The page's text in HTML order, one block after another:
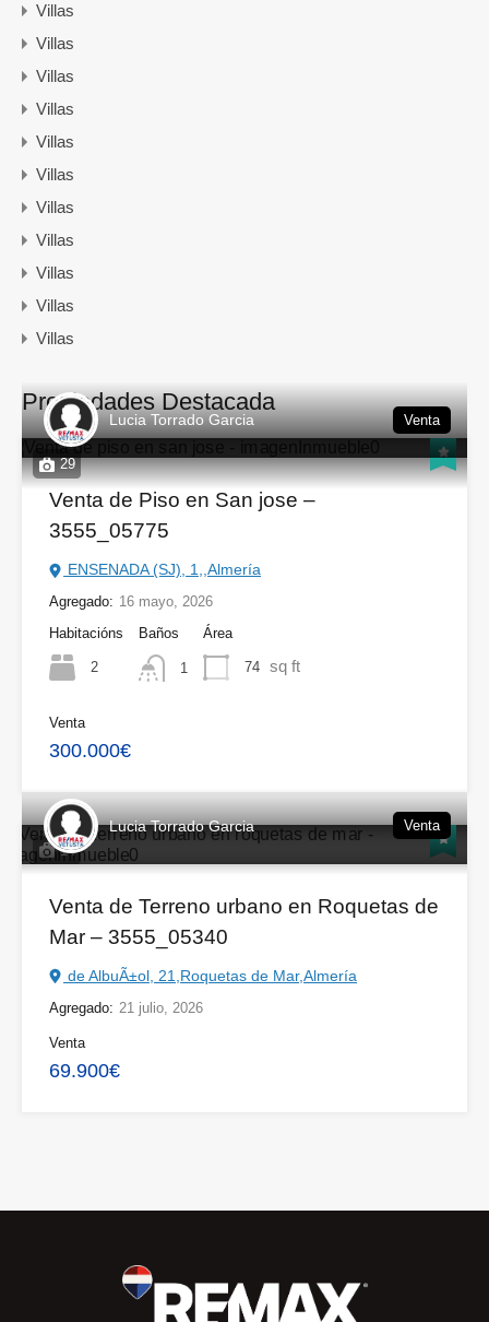
Villas
Villas
Villas
Villas
Villas
Villas
Villas
Villas
Villas
Villas
Villas
Propiedades Destacada
29
Lucia Torrado Garcia Venta
Venta de Piso en San jose –
3555_05775
ENSENADA (SJ), 1,,Almería
Agregado: 16 mayo, 2026
Habitacións
2
Baños
1
Área
74 sq ft
Venta
300.000€
14
Lucia Torrado Garcia Venta
Venta de Terreno urbano en Roquetas de
Mar – 3555_05340
de AlbuÃ±ol, 21,Roquetas de Mar,Almería
Agregado: 21 julio, 2026
Venta
69.900€